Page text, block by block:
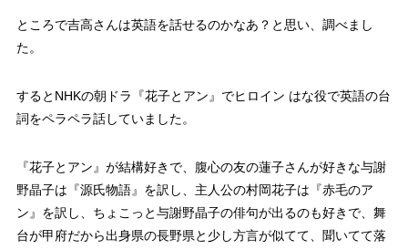
ところで吉高さんは英語を話せるのかなあ？と思い、調べまし
た。
するとNHKの朝ドラ『花子とアン』でヒロイン はな役で英語の台
詞をペラペラ話していました。
『花子とアン』が結構好きで、腹心の友の蓮子さんが好きな与謝
野晶子は『源氏物語』を訳し、主人公の村岡花子は『赤毛のア
ン』を訳し、ちょこっと与謝野晶子の俳句が出るのも好きで、舞
台が甲府だから出身県の長野県と少し方言が似てて、聞いてて落